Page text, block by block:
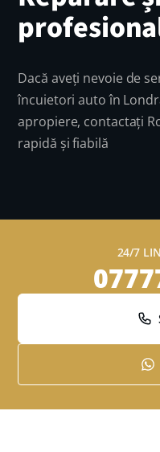
Dacă aveți nevoie de
încuietori auto în
apropiere, contactați
rapidă și fiabilă
24/7